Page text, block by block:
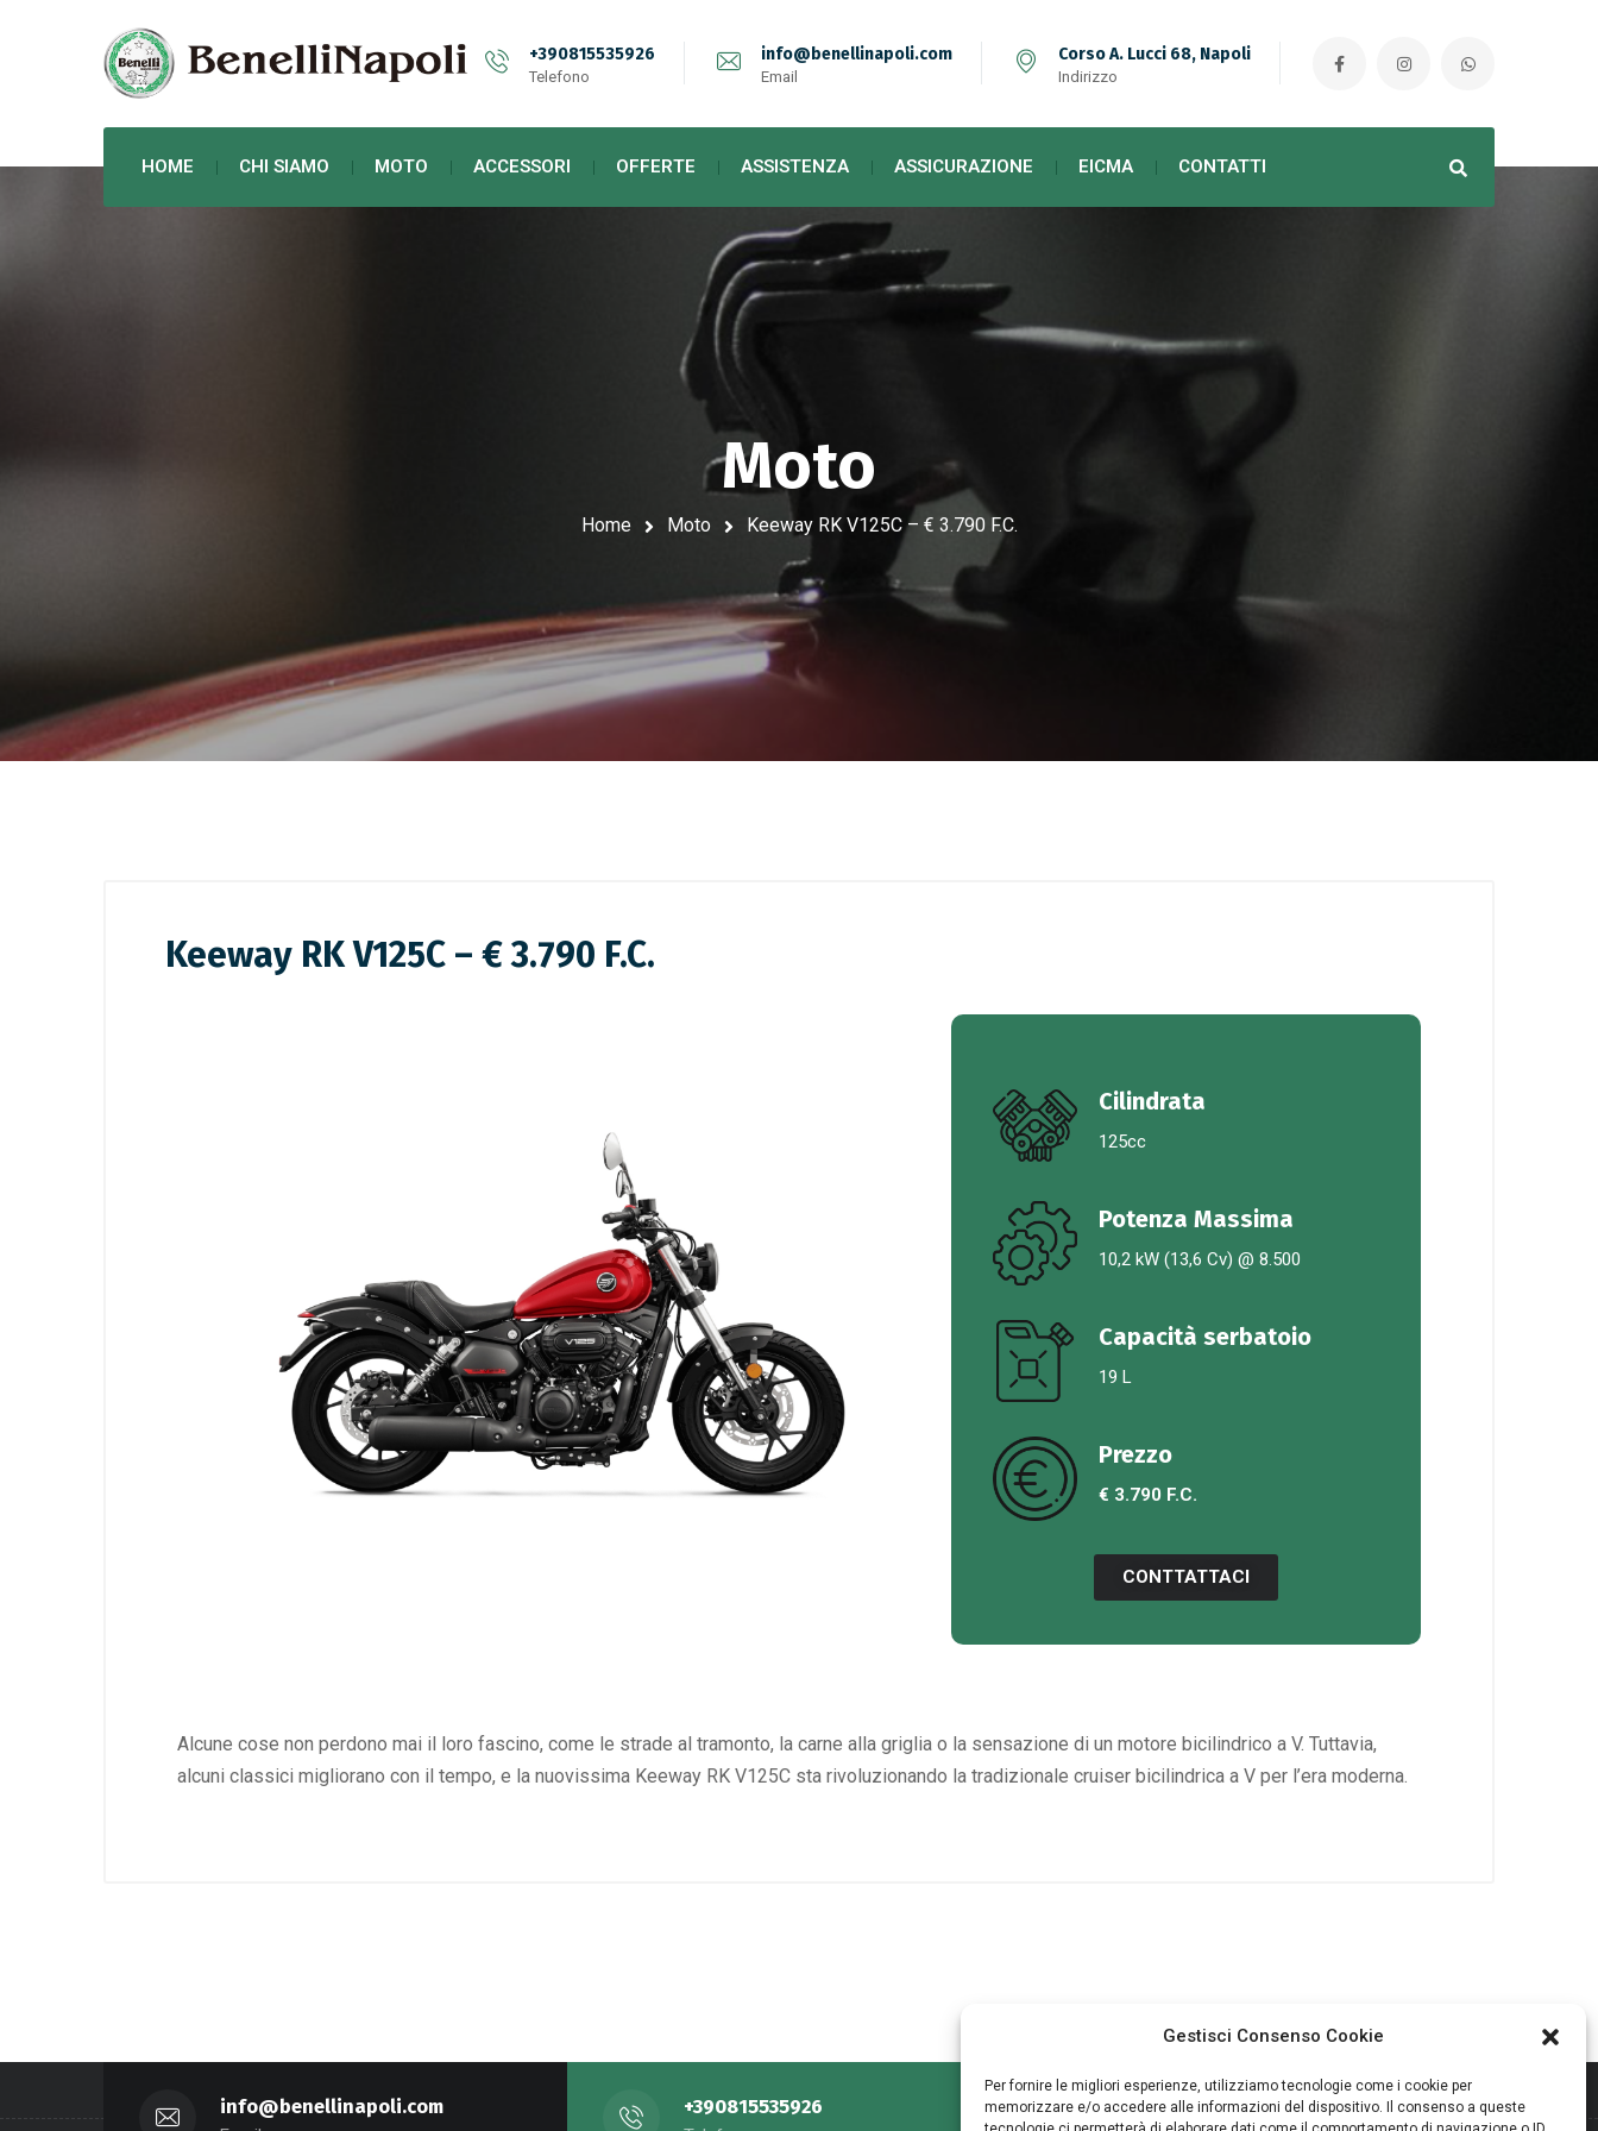
Gestisci Consenso Cookie
Per fornire le migliori esperienze, utilizziamo tecnologie come i cookie per
memorizzare e/o accedere alle informazioni del dispositivo. Il consenso a queste
+390815535926
Telefono
info@benellinapoli.com
Email
Corso A. Lucci 68, Napoli
Indirizzo
HOME CHI SIAMO MOTO ACCESSORI OFFERTE ASSISTENZA ASSICURAZIONE EICMA CONTATTI
Moto
Home Moto Keeway RK V125C – € 3.790 F.C.
Keeway RK V125C – € 3.790 F.C.
Cilindrata
125cc
Potenza Massima
10,2 kW (13,6 Cv) @ 8.500
Capacità serbatoio
19 L
Prezzo
€ 3.790 F.C.
CONTTATTACI
Alcune cose non perdono mai il loro fascino, come le strade al tramonto, la carne alla griglia o la sensazione di un motore bicilindrico a V. Tuttavia,
alcuni classici migliorano con il tempo, e la nuovissima Keeway RK V125C sta rivoluzionando la tradizionale cruiser bicilindrica a V per l’era moderna.
info@benellinapoli.com +390815535926 Corso Arnaldo Lucci 68, Napoli